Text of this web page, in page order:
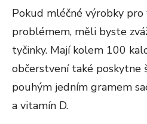
Pokud mléčné výrobky pro
problémem, měli byste
tyčinky. Mají kolem 100
občerstvení také poskytne
pouhým jedním gramem
a vitamín D.